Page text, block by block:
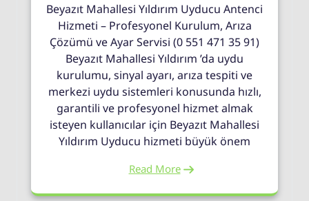
Beyazıt Mahallesi Yıldırım Uyducu Antenci
Hizmeti – Profesyonel Kurulum, Arıza
Çözümü ve Ayar Servisi (0 551 471 35 91)
Beyazıt Mahallesi Yıldırım ’da uydu
kurulumu, sinyal ayarı, arıza tespiti ve
merkezi uydu sistemleri konusunda hızlı,
garantili ve profesyonel hizmet almak
isteyen kullanıcılar için Beyazıt Mahallesi
Yıldırım Uyducu hizmeti büyük önem
Read More